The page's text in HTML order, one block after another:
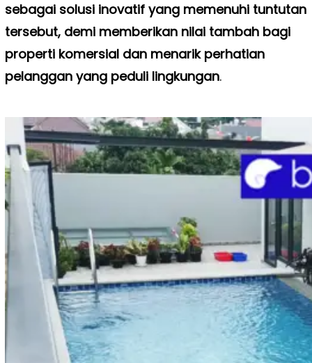
sebagai solusi inovatif yang memenuhi tuntutan
tersebut, demi memberikan nilai tambah bagi
properti komersial dan menarik perhatian
pelanggan yang peduli lingkungan.